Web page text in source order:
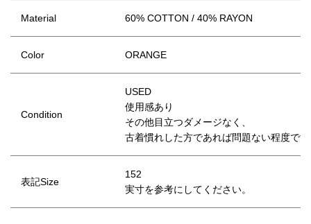
Material 60% COTTON / 40% RAYON
Color ORANGE
Condition
USED
使用感あり
その他目立つダメージなく、
古着慣れした方であれば問題ない程度で
表記Size
152
実寸を参考にしてください。